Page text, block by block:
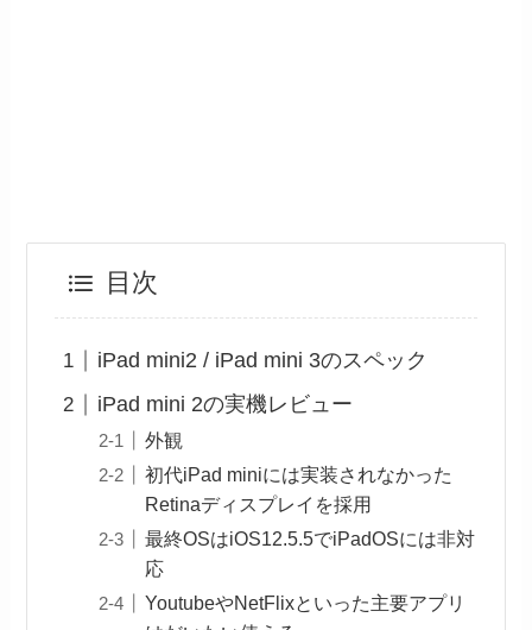
目次
iPad mini2 / iPad mini 3のスペック
iPad mini 2の実機レビュー
外観
初代iPad miniには実装されなかった
Retinaディスプレイを採用
最終OSはiOS12.5.5でiPadOSには非対
応
YoutubeやNetFlixといった主要アプリ